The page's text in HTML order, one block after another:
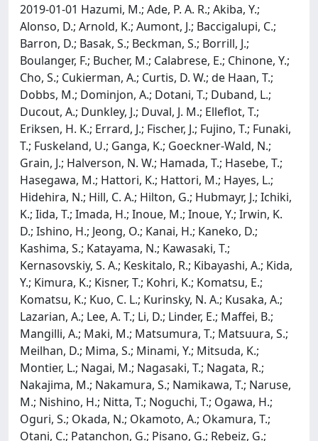
2019-01-01 Hazumi, M.; Ade, P. A. R.; Akiba, Y.;
Alonso, D.; Arnold, K.; Aumont, J.; Baccigalupi, C.;
Barron, D.; Basak, S.; Beckman, S.; Borrill, J.;
Boulanger, F.; Bucher, M.; Calabrese, E.; Chinone, Y.;
Cho, S.; Cukierman, A.; Curtis, D. W.; de Haan, T.;
Dobbs, M.; Dominjon, A.; Dotani, T.; Duband, L.;
Ducout, A.; Dunkley, J.; Duval, J. M.; Elleflot, T.;
Eriksen, H. K.; Errard, J.; Fischer, J.; Fujino, T.; Funaki,
T.; Fuskeland, U.; Ganga, K.; Goeckner-Wald, N.;
Grain, J.; Halverson, N. W.; Hamada, T.; Hasebe, T.;
Hasegawa, M.; Hattori, K.; Hattori, M.; Hayes, L.;
Hidehira, N.; Hill, C. A.; Hilton, G.; Hubmayr, J.; Ichiki,
K.; Iida, T.; Imada, H.; Inoue, M.; Inoue, Y.; Irwin, K.
D.; Ishino, H.; Jeong, O.; Kanai, H.; Kaneko, D.;
Kashima, S.; Katayama, N.; Kawasaki, T.;
Kernasovskiy, S. A.; Keskitalo, R.; Kibayashi, A.; Kida,
Y.; Kimura, K.; Kisner, T.; Kohri, K.; Komatsu, E.;
Komatsu, K.; Kuo, C. L.; Kurinsky, N. A.; Kusaka, A.;
Lazarian, A.; Lee, A. T.; Li, D.; Linder, E.; Maffei, B.;
Mangilli, A.; Maki, M.; Matsumura, T.; Matsuura, S.;
Meilhan, D.; Mima, S.; Minami, Y.; Mitsuda, K.;
Montier, L.; Nagai, M.; Nagasaki, T.; Nagata, R.;
Nakajima, M.; Nakamura, S.; Namikawa, T.; Naruse,
M.; Nishino, H.; Nitta, T.; Noguchi, T.; Ogawa, H.;
Oguri, S.; Okada, N.; Okamoto, A.; Okamura, T.;
Otani, C.; Patanchon, G.; Pisano, G.; Rebeiz, G.;